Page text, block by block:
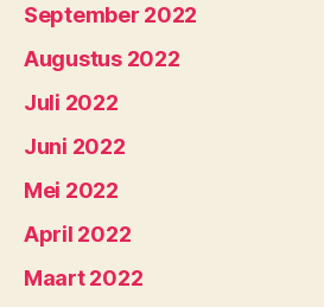
September 2022
Augustus 2022
Juli 2022
Juni 2022
Mei 2022
April 2022
Maart 2022